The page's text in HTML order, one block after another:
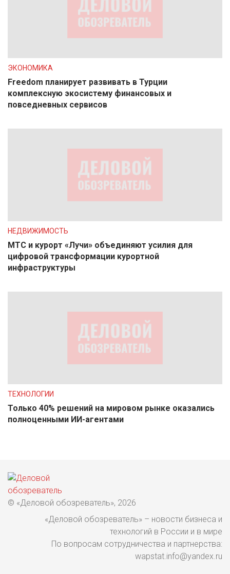
ЭКОНОМИКА
Freedom планирует развивать в Турции
комплексную экосистему финансовых и
повседневных сервисов
НЕДВИЖИМОСТЬ
МТС и курорт «Лучи» объединяют усилия для
цифровой трансформации курортной
инфраструктуры
ТЕХНОЛОГИИ
Только 40% решений на мировом рынке оказались
полноценными ИИ-агентами
© «Деловой обозреватель», 2026
«Деловой обозреватель» – новости бизнеса и
технологий в России и в мире
По вопросам сотрудничества и партнерства:
wapstat.info@yandex.ru